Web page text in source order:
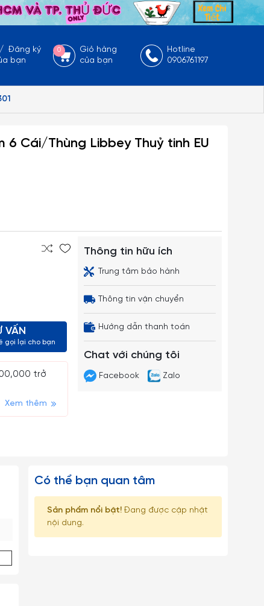
/Đăng ký
bạn
0
Giỏ hàng
của bạn
Hotline
0906761197
6 Cái/Thùng Libbey Thuỷ tinh EU
VẤN
gọi lại cho bạn
trở
Xem thêm
Thông tin hữu ích
Trung tâm bảo hành
Thông tin vận chuyển
Hướng dẫn thanh toán
Chat với chúng tôi
Facebook Zalo
Có thể bạn quan tâm
Sản phẩm nổi bật!Đang được cập nhật
nội dung.